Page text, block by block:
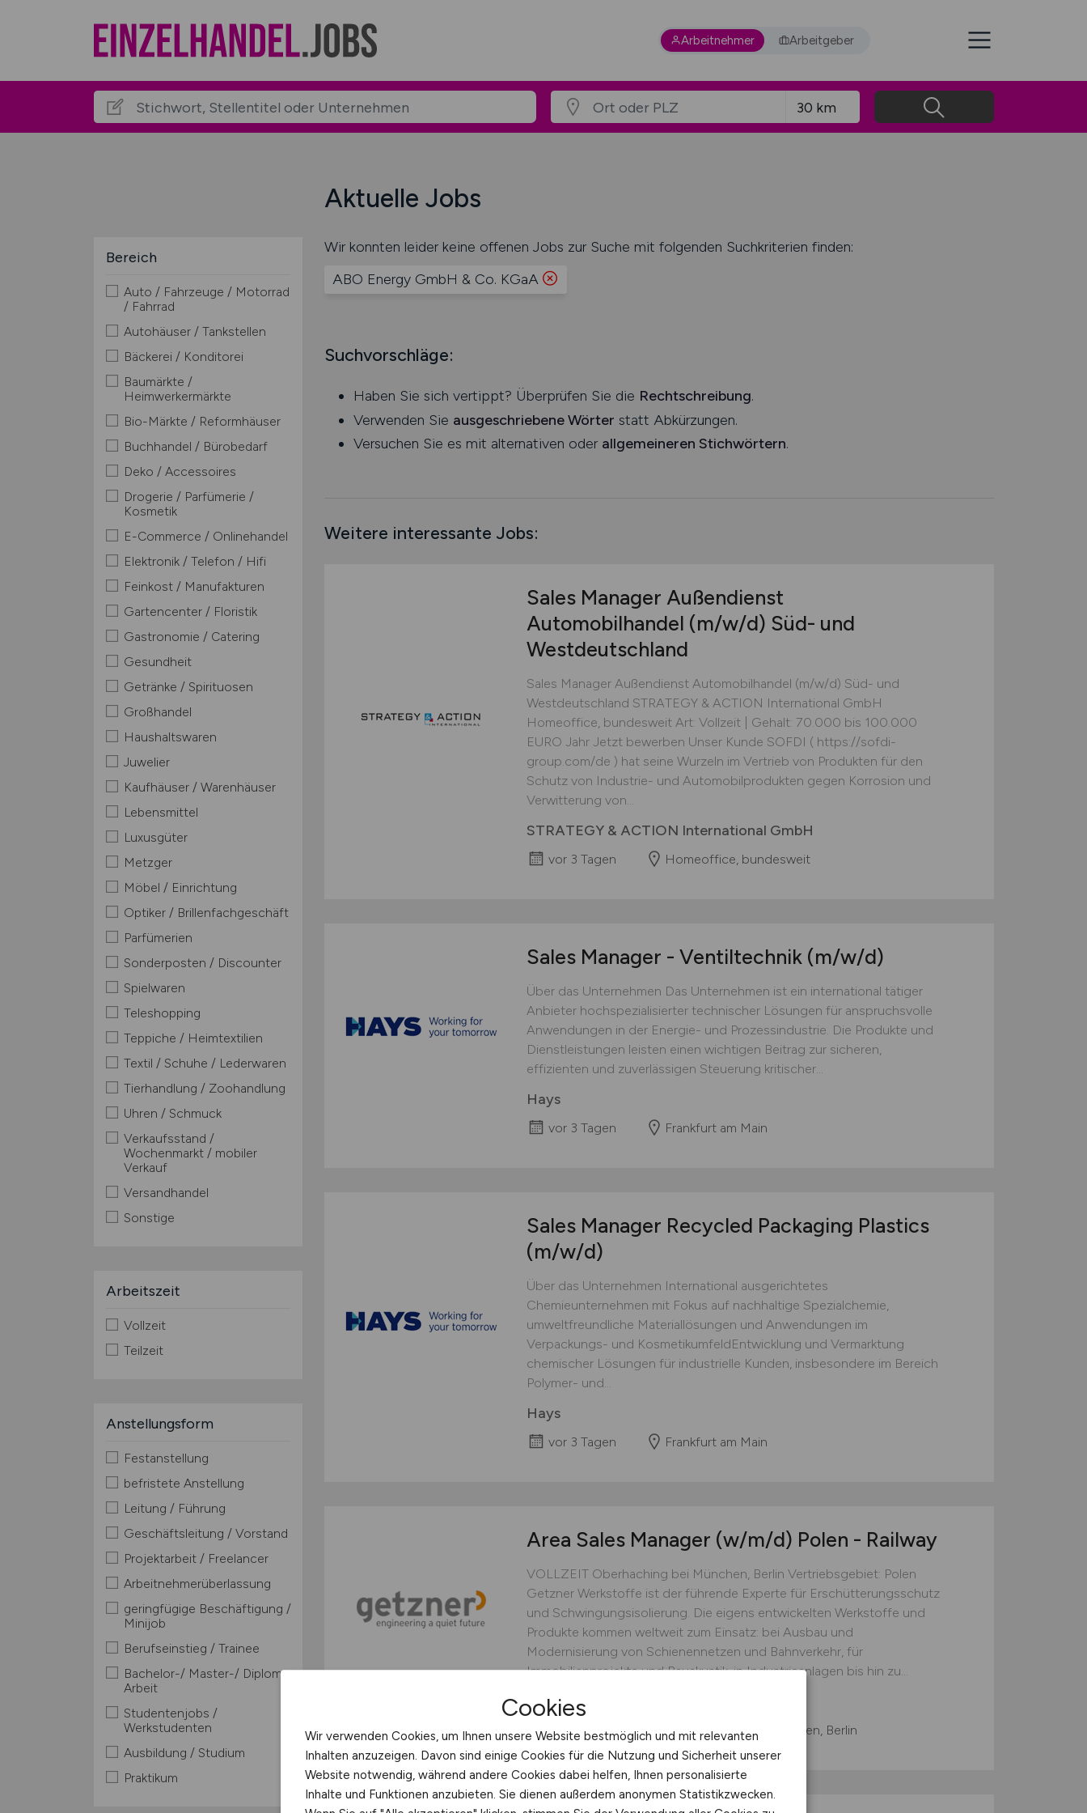
Arbeitnehmer Arbeitgeber
Aktuelle Jobs
Bereich
Auto / Fahrzeuge / Motorrad
/ Fahrrad
Autohäuser / Tankstellen
Bäckerei / Konditorei
Baumärkte /
Heimwerkermärkte
Bio-Märkte / Reformhäuser
Buchhandel / Bürobedarf
Deko / Accessoires
Drogerie / Parfümerie /
Kosmetik
E-Commerce / Onlinehandel
Elektronik / Telefon / Hifi
Feinkost / Manufakturen
Gartencenter / Floristik
Gastronomie / Catering
Gesundheit
Getränke / Spirituosen
Großhandel
Haushaltswaren
Juwelier
Kaufhäuser / Warenhäuser
Lebensmittel
Luxusgüter
Metzger
Möbel / Einrichtung
Optiker / Brillenfachgeschäft
Parfümerien
Sonderposten / Discounter
Spielwaren
Teleshopping
Teppiche / Heimtextilien
Textil / Schuhe / Lederwaren
Tierhandlung / Zoohandlung
Uhren / Schmuck
Verkaufsstand /
Wochenmarkt / mobiler
Verkauf
Versandhandel
Sonstige
Arbeitszeit
Vollzeit
Teilzeit
Anstellungsform
Festanstellung
befristete Anstellung
Leitung / Führung
Geschäftsleitung / Vorstand
Projektarbeit / Freelancer
Arbeitnehmerüberlassung
geringfügige Beschäftigung /
Minijob
Berufseinstieg / Trainee
Bachelor-/ Master-/ Diplom-
Arbeit
Studentenjobs /
Werkstudenten
Ausbildung / Studium
Praktikum
Wir konnten leider keine offenen Jobs zur Suche mit folgenden Suchkriterien finden:
ABO Energy GmbH & Co. KGaA
Suchvorschläge:
Haben Sie sich vertippt? Überprüfen Sie die Rechtschreibung.
Verwenden Sie ausgeschriebene Wörter statt Abkürzungen.
Versuchen Sie es mit alternativen oder allgemeineren Stichwörtern.
Weitere interessante Jobs:
Sales Manager Außendienst
Automobilhandel (m/w/d) Süd- und
Westdeutschland
Sales Manager Außendienst Automobilhandel (m/w/d) Süd- und
Westdeutschland STRATEGY & ACTION International GmbH
Homeoffice, bundesweit Art: Vollzeit | Gehalt: 70.000 bis 100.000
EURO Jahr Jetzt bewerben Unser Kunde SOFDI ( https://sofdi-
group.com/de ) hat seine Wurzeln im Vertrieb von Produkten für den
Schutz von Industrie- und Automobilprodukten gegen Korrosion und
Verwitterung von...
STRATEGY & ACTION International GmbH
vor 3 Tagen Homeoffice, bundesweit
Sales Manager - Ventiltechnik (m/w/d)
Über das Unternehmen Das Unternehmen ist ein international tätiger
Anbieter hochspezialisierter technischer Lösungen für anspruchsvolle
Anwendungen in der Energie- und Prozessindustrie. Die Produkte und
Dienstleistungen leisten einen wichtigen Beitrag zur sicheren,
effizienten und zuverlässigen Steuerung kritischer...
Hays
vor 3 Tagen Frankfurt am Main
Sales Manager Recycled Packaging Plastics
(m/w/d)
Über das Unternehmen International ausgerichtetes
Chemieunternehmen mit Fokus auf nachhaltige Spezialchemie,
umweltfreundliche Materiallösungen und Anwendungen im
Verpackungs- und KosmetikumfeldEntwicklung und Vermarktung
chemischer Lösungen für industrielle Kunden, insbesondere im Bereich
Polymer- und...
Hays
vor 3 Tagen Frankfurt am Main
Area Sales Manager (w/m/d) Polen - Railway
VOLLZEIT Oberhaching bei München, Berlin Vertriebsgebiet: Polen
Getzner Werkstoffe ist der führende Experte für Erschütterungsschutz
und Schwingungsisolierung. Die eigens entwickelten Werkstoffe und
Produkte kommen weltweit zum Einsatz: bei Ausbau und
Modernisierung von Schienennetzen und Bahnverkehr, für
Immobilienprojekte und Bauakustik, in Industrieanlagen bis hin zu...
Getzner Werkstoffe GmbH
vor 3 Tagen Oberhaching bei München, Berlin
Cookies
Wir verwenden Cookies, um Ihnen unsere Website bestmöglich und mit relevanten
Inhalten anzuzeigen. Davon sind einige Cookies für die Nutzung und Sicherheit unserer
Website notwendig, während andere Cookies dabei helfen, Ihnen personalisierte
Inhalte und Funktionen anzubieten. Sie dienen außerdem anonymen Statistikzwecken.